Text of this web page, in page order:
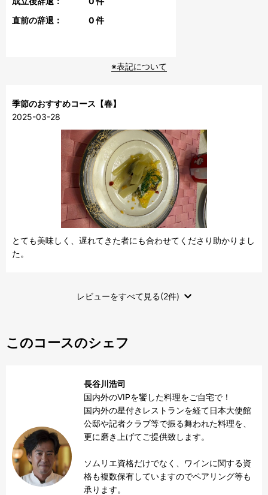
直前の辞退：
0件
※表記について
季節のおすすめコース【春】
2025-03-28
とても美味しく、遅れてきた者にも合わせてくださり助かりまし
た。
レビューをすべて見る(2件)
このコースのシェフ
長谷川浩司
国内外のVIPを饗した料理をご自宅で！
国内外の星付きレストランを経て日本大使館
公邸や記者クラブ等で振る舞われた料理を、
更に磨き上げてご提供致します。
ソムリエ資格だけでなく、ワインに関する資
格も複数保有していますのでペアリング等も
承ります。